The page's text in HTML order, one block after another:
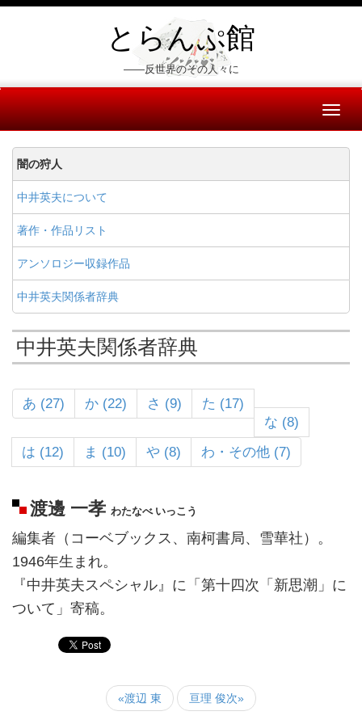
とらんぷ館
――反世界のその人々に
闇の狩人
中井英夫について
著作・作品リスト
アンソロジー収録作品
中井英夫関係者辞典
中井英夫関係者辞典
あ (27) か (22) さ (9)
た (17)
な (8)
は (12)
ま (10) や (8) わ・その他 (7)
渡邊 一孝わたなべ いっこう
編集者（コーベブックス、南柯書局、雪華社）。
1946年生まれ。
『中井英夫スペシャル』に「第十四次「新思潮」に
ついて」寄稿。
«渡辺 東 亘理 俊次»